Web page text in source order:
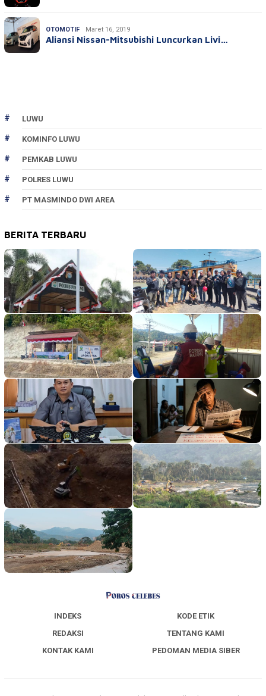
OTOMOTIF Maret 16, 2019
Aliansi Nissan-Mitsubishi Luncurkan Livi…
LUWU
KOMINFO LUWU
PEMKAB LUWU
POLRES LUWU
PT MASMINDO DWI AREA
BERITA TERBARU
INDEKS
KODE ETIK
REDAKSI
TENTANG KAMI
KONTAK KAMI
PEDOMAN MEDIA SIBER